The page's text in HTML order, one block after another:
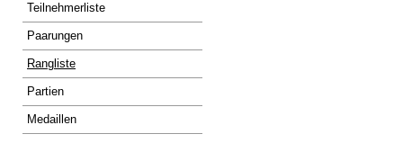
Teilnehmerliste
Paarungen
Rangliste
Partien
Medaillen